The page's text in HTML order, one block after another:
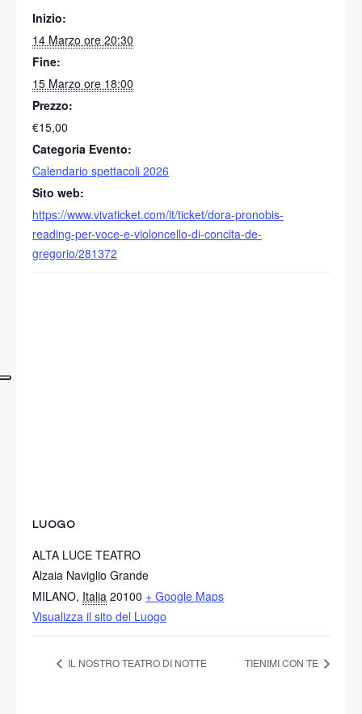
Inizio:
14 Marzo ore 20:30
Fine:
15 Marzo ore 18:00
Prezzo:
€15,00
Categoria Evento:
Calendario spettacoli 2026
Sito web:
https://www.vivaticket.com/it/ticket/dora-pronobis-
reading-per-voce-e-violoncello-di-concita-de-
gregorio/281372
LUOGO
ALTA LUCE TEATRO
Alzaia Naviglio Grande
MILANO, Italia 20100 + Google Maps
Visualizza il sito del Luogo
IL NOSTRO TEATRO DI NOTTE TIENIMI CON TE